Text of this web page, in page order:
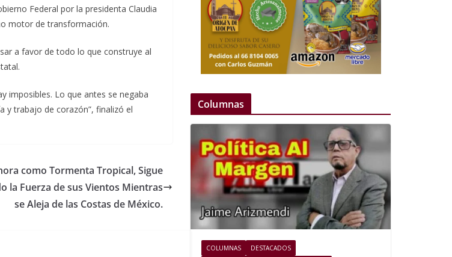
Federal por la presidenta Claudia
motor de transformación.
a favor de todo lo que construye al
imposibles. Lo que antes se negaba
y trabajo de corazón”, finalizó el
como Tormenta Tropical, Sigue
la Fuerza de sus Vientos Mientras
se Aleja de las Costas de México.
Columnas
COLUMNAS
DESTACADOS